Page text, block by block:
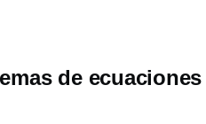
de ecuaciones